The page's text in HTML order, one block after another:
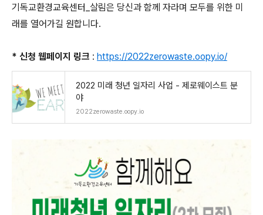
기독교환경교육센터_살림은 당신과 함께 자라며 모두를 위한 미
래를 열어가길 원합니다.
* 신청 웹페이지 링크 : https://2022zerowaste.oopy.io/
2022 미래 청년 일자리 사업 - 제로웨이스트 분
야
2022zerowaste.oopy.io